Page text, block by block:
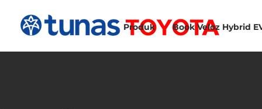
Produk Book Veloz Hybrid